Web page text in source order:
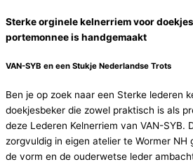
Sterke orginele kelnerriem voor
portemonnee is handgemaakt
VAN-SYB en een Stukje Nederlandse Trots
Ben je op zoek naar een Sterke lederen
doekjesbeker die zowel praktisch is als
deze Lederen Kelnerriem van VAN-SYB.
zorgvuldig in eigen atelier te Wormer
de vorm en de ouderwetse leder